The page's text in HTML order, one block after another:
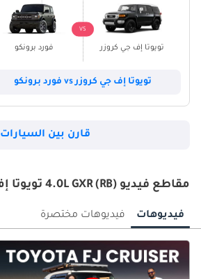
تويوتا إف جي كروزر
VS
فورد برونكو
تويوتا إف جي كروزر vs فورد برونكو
قارن بين السيارات
مقاطع فيديو 4.0L GXR (RB) تويوتا إف جي كروزر
فيديوهات فيديوهات مختصرة